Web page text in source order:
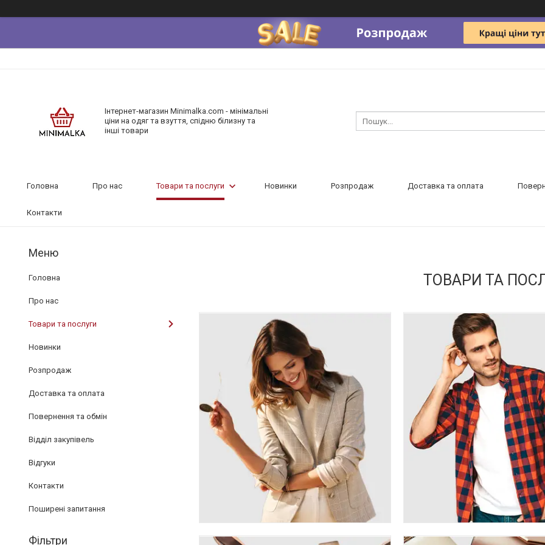
Інтернет-магазин Minimalka.com - мінімальні
ціни на одяг та взуття, спідню білизну та
інші товари
Головна Про нас Товари та послуги Новинки Розпродаж Доставка та оплата
Контакти
ТОВАРИ ТА
Головна
Про нас
Товари та послуги
Новинки
Розпродаж
Доставка та оплата
Повернення та обмін
Відділ закупівель
Відгуки
Контакти
Поширені запитання
Фільтри